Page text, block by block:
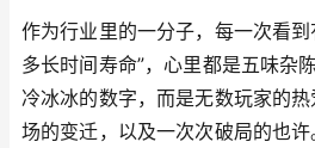
作为行业里的一分子，每一次看
多长时间寿命”，心里都是五味杂
冷冰冰的数字，而是无数玩家的
场的变迁，以及一次次破局的也许